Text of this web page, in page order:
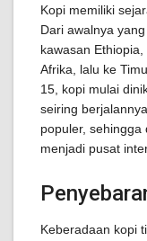
Kopi memiliki
Dari awalnya
kawasan
Afrika, lalu ke
15, kopi mulai
seiring
populer, sehingga
menjadi pusat
Keberadaan kopi